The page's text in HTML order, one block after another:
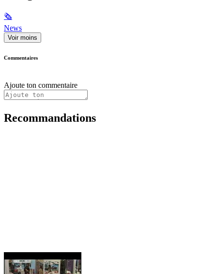
🗞
News
Voir moins
Commentaires
Ajoute ton commentaire
Recommandations